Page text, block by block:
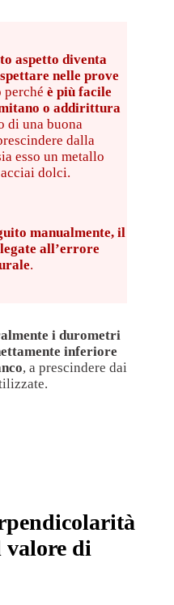
aspetto diventa
nelle prove
perché è più facile
o addirittura
di una buona
dalla
esso un metallo
dolci.
manualmente, il
all’errore
.
i durometri
inferiore
, a prescindere dai
valore di